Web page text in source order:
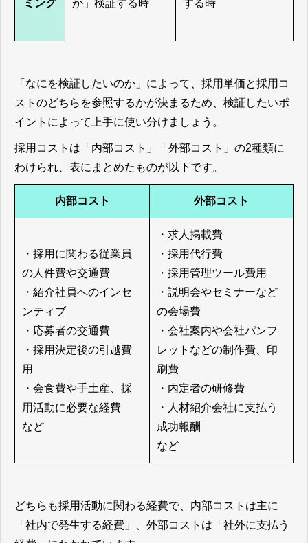
ミング か」検証する時 する時
「なにを検証したいのか」によって、採用単価と採用コ
ストのどちらを参照するかが決まるため、検証したいポ
イントによって上手に使い分けましょう。
採用コストは「内部コスト」「外部コスト」の2種類に
わけられ、表にまとめたものが以下です。
内部コスト 外部コスト
・採用に関わる従業員
の人件費や交通費
・紹介社員へのインセ
ンティブ
・応募者の交通費
・採用決定後の引越費
用
・会食費や手土産、採
用活動に必要な経費
など
・求人掲載費
・採用代行費
・採用管理ツール費用
・説明会やセミナーなど
の会場費
・会社案内や会社パンフ
レットなどの制作費、印
刷費
・内定者の研修費
・人材紹介会社に支払う
成功報酬
など
どちらも採用活動に関わる経費で、内部コストは主に
「社内で発生する経費」、外部コストは「社外に支払う